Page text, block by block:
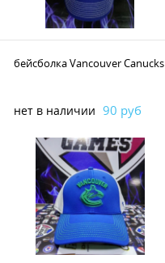
бейсболка Vancouver Canucks
нет в наличии 90 руб